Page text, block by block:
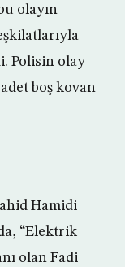
olayın
Polisin olay
boş kovan
Hamidi
“Elektrik
olan Fadi